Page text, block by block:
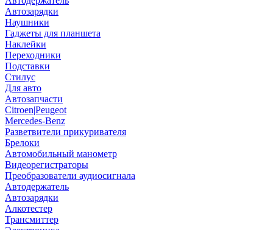
Автозарядки
Наушники
Гаджеты для планшета
Наклейки
Переходники
Подставки
Стилус
Для авто
Автозапчасти
Citroen|Peugeot
Mercedes-Benz
Разветвители прикуривателя
Брелоки
Автомобильный манометр
Видеорегистраторы
Преобразователи аудиосигнала
Автодержатель
Автозарядки
Алкотестер
Трансмиттер